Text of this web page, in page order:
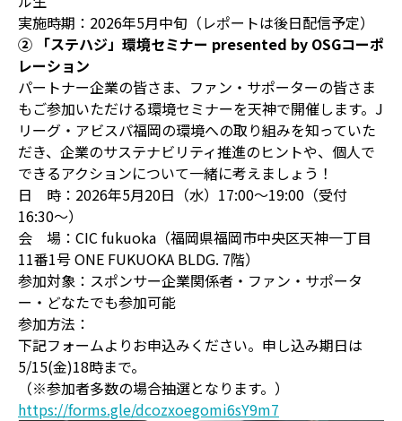
実施時期：2026年5月中旬（レポートは後日配信予定）
② 「ステハジ」環境セミナー presented by OSGコーポ
レーション
パートナー企業の皆さま、ファン・サポーターの皆さま
もご参加いただける環境セミナーを天神で開催します。J
リーグ・アビスパ福岡の環境への取り組みを知っていた
だき、企業のサステナビリティ推進のヒントや、個人で
できるアクションについて一緒に考えましょう！
日 時：2026年5月20日（水）17:00〜19:00（受付
16:30〜）
会 場：CIC fukuoka（福岡県福岡市中央区天神一丁目
11番1号 ONE FUKUOKA BLDG. 7階）
参加対象：スポンサー企業関係者・ファン・サポータ
ー・どなたでも参加可能
参加方法：
下記フォームよりお申込みください。申し込み期日は
5/15(金)18時まで。
（※参加者多数の場合抽選となります。）
https://forms.gle/dcozxoegomi6sY9m7